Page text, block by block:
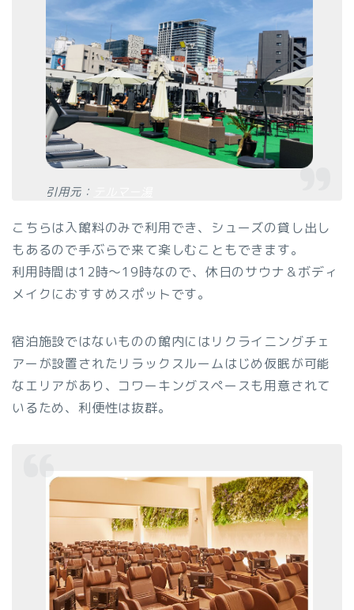
引用元：
こちらは入館料のみで利用でき、シューズの貸し出し
もあるので手ぶらで来て楽しむこともできます。
利用時間は12時～19時なので、休日のサウナ＆ボディ
メイクにおすすめスポットです。
宿泊施設ではないものの館内にはリクライニングチェ
アーが設置されたリラックスルームはじめ仮眠が可能
なエリアがあり、コワーキングスペースも用意されて
いるため、利便性は抜群。